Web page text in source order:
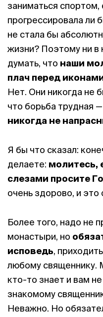
заниматься
прогрессировала ли
не стала бы
жизни? Поэтому ни в
думать, что наши
плач перед
Нет. Они никогда не
что борьба трудная
никогда не
Я бы что сказал:
делаете: молитесь,
слезами просите
очень здорово, и это
Более того, надо не
монастыри, но
исповедь,
любому священнику.
кто-то знает и вам
знакомому
Неважно. Но